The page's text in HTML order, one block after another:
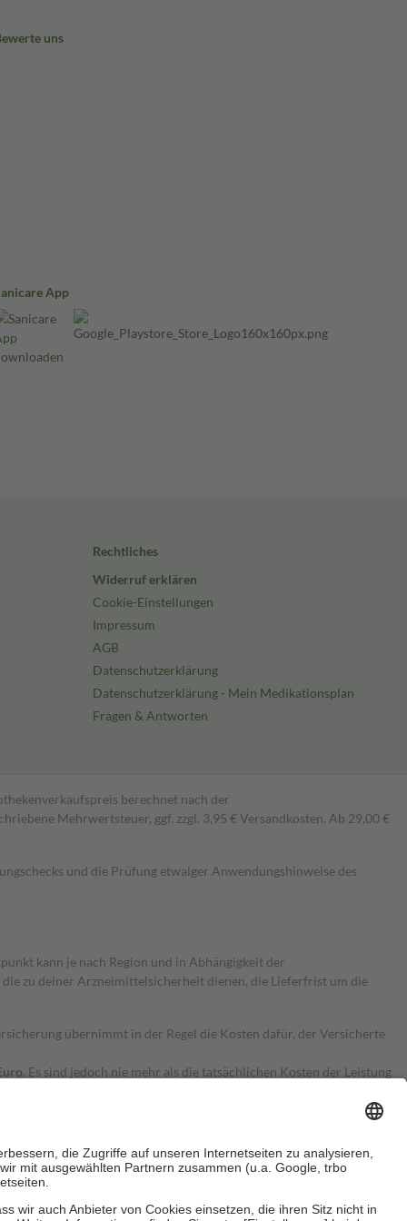
uns
App
Rechtliches
Widerruf erklären
Cookie-Einstellungen
Impressum
AGB
Datenschutzerklärung
Datenschutzerklärung - Mein Medikationsplan
Fragen & Antworten
berechnet nach der
Mehrwertsteuer, ggf. zzgl. 3,95 € Versandkosten. Ab 29,00 €
und die Prüfung etwaiger Anwendungshinweise des
kann je nach Region und in Abhängigkeit der
zu deiner Arzneimittelsicherheit dienen, die Lieferfrist um die
übernimmt in der Regel die Kosten dafür, der Versicherte
Es sind jedoch nie mehr als die tatsächlichen Kosten der Leistung
Zuzahlungen an bei: